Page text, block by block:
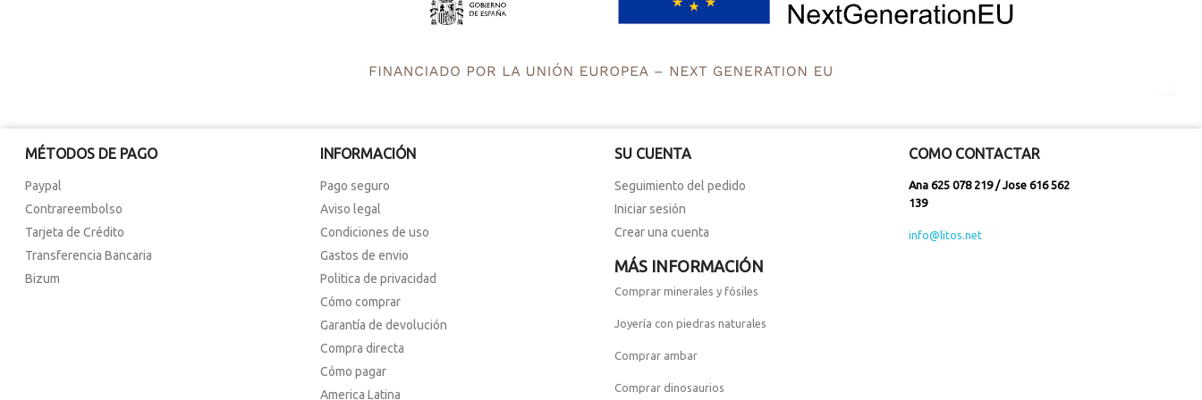
MÉTODOS DE PAGO
Paypal
Contrareembolso
Tarjeta de Crédito
Transferencia Bancaria
Bizum
INFORMACIÓN
Pago seguro
Aviso legal
Condiciones de uso
Gastos de envio
Politica de privacidad
Cómo comprar
Garantía de devolución
Compra directa
Cómo pagar
America Latina
SU CUENTA
Seguimiento del pedido
Iniciar sesión
Crear una cuenta
COMO CONTACTAR
Ana 625 078 219 / Jose 616 562
139
info@litos.net
MÁS INFORMACIÓN
Comprar minerales y fósiles
Joyería con piedras naturales
Comprar ambar
Comprar dinosaurios